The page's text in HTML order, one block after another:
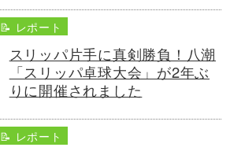
📝 レポート
スリッパ片手に真剣勝負！八潮
「スリッパ卓球大会」が2年ぶ
りに開催されました
📝 レポート